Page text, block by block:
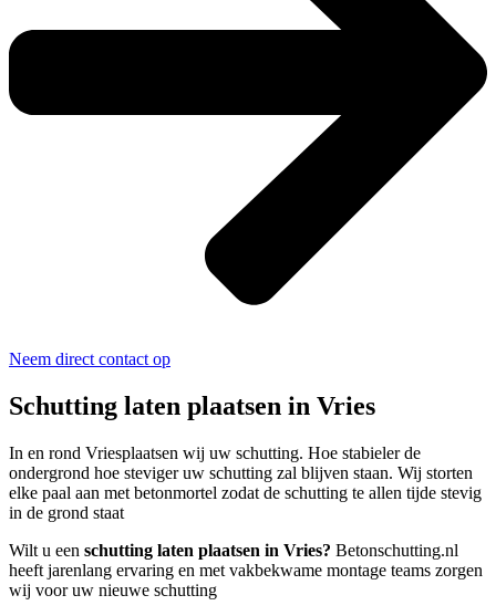
Neem direct contact op
Schutting laten plaatsen in Vries
In en rond Vriesplaatsen wij uw schutting. Hoe stabieler de
ondergrond hoe steviger uw schutting zal blijven staan. Wij storten
elke paal aan met betonmortel zodat de schutting te allen tijde stevig
in de grond staat
Wilt u een schutting laten plaatsen in Vries? Betonschutting.nl
heeft jarenlang ervaring en met vakbekwame montage teams zorgen
wij voor uw nieuwe schutting